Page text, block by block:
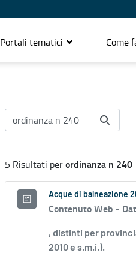
Portali tematici Come
5 Risultati perordinanza n 240
Acque di balneazione
Contenuto Web -
, distinti per
2010 e s.m.i.).